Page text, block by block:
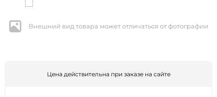
Внешний вид товара может отличаться от фотографии
Цена действительна при заказе на сайте
КОММЕНТАРИИ*